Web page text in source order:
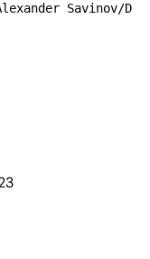
Savinov/